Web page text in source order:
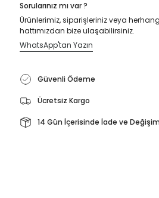
Sorularınız mı var ?
Ürünlerimiz, siparişleriniz veya
hattımızdan bize ulaşabilirsiniz.
WhatsApp'tan Yazın
Güvenli Ödeme
Ücretsiz Kargo
14 Gün İçerisinde İade ve Değişim